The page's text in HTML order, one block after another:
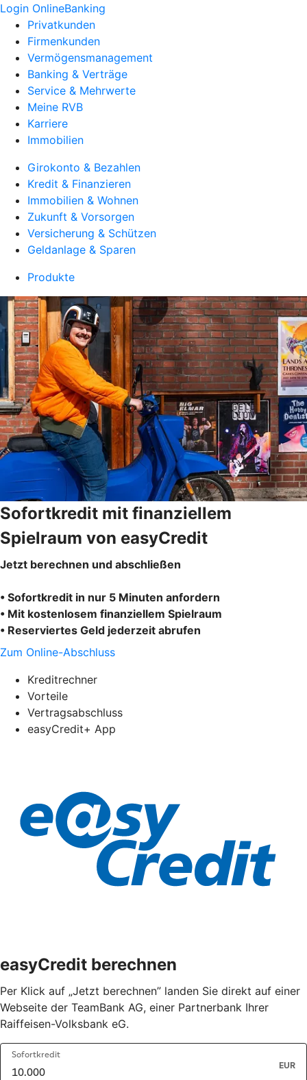
Login OnlineBanking
Privatkunden
Firmenkunden
Vermögensmanagement
Banking & Verträge
Service & Mehrwerte
Meine RVB
Karriere
Immobilien
Girokonto & Bezahlen
Kredit & Finanzieren
Immobilien & Wohnen
Zukunft & Vorsorgen
Versicherung & Schützen
Geldanlage & Sparen
Produkte
Sofortkredit mit finanziellem
Spielraum von easyCredit
Jetzt berechnen und abschließen
• Sofortkredit in nur 5 Minuten anfordern
• Mit kostenlosem finanziellem Spielraum
• Reserviertes Geld jederzeit abrufen
Zum Online-Abschluss
Kreditrechner
Vorteile
Vertragsabschluss
easyCredit+ App
easyCredit berechnen
Per Klick auf „Jetzt berechnen” landen Sie direkt auf einer
Webseite der TeamBank AG, einer Partnerbank Ihrer
Raiffeisen-Volksbank eG.